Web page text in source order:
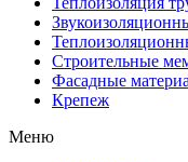
Строительные
Фасадные
Крепеж
Меню